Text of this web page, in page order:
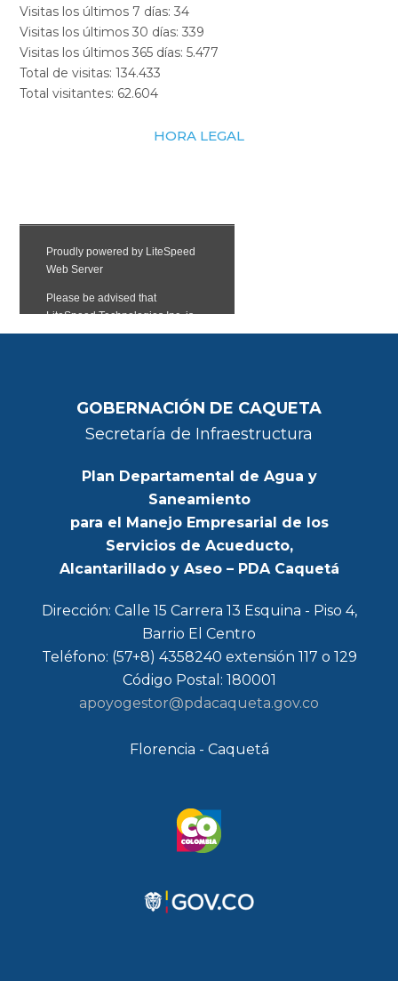
Visitas los últimos 7 días:34
Visitas los últimos 30 días:339
Visitas los últimos 365 días:5.477
Total de visitas:134.433
Total visitantes: 62.604
HORA LEGAL
GOBERNACIÓN DE CAQUETA
Secretaría de Infraestructura
Plan Departamental de Agua y
Saneamiento
para el Manejo Empresarial de los
Servicios de Acueducto,
Alcantarillado y Aseo – PDA Caquetá
Dirección: Calle 15 Carrera 13 Esquina - Piso 4,
Barrio El Centro
Teléfono: (57+8) 4358240 extensión 117 o 129
Código Postal: 180001
apoyogestor@pdacaqueta.gov.co
Florencia - Caquetá